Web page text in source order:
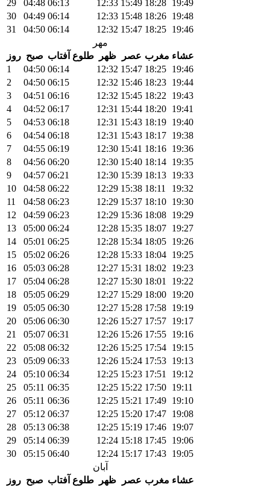
29 04:48 06:13 12:33 15:49 18:28 19:49
30
04:49 06:14 12:33 15:48 18:26 19:48
31
04:50 06:14 12:32 15:47 18:25 19:46
مهر
روز صبح طلوع آفتاب ظهر عصر مغرب عشاء
1
04:50 06:14 12:32 15:47 18:25 19:46
2
04:50 06:15 12:32 15:46 18:23 19:44
3
04:51 06:16 12:32 15:45 18:22
19:43
4
04:52 06:17 12:31 15:44 18:20 19:41
5
04:53 06:18 12:31 15:43 18:19 19:40
6
04:54 06:18 12:31 15:43 18:17 19:38
7
04:55 06:19 12:30 15:41 18:16 19:36
8
04:56 06:20 12:30 15:40 18:14 19:35
9
04:57 06:21 12:30 15:39 18:13 19:33
10
04:58 06:22 12:29 15:38 18:11
19:32
11
04:58 06:23 12:29 15:37 18:10 19:30
12
04:59 06:23 12:29 15:36 18:08 19:29
13
05:00 06:24 12:28 15:35 18:07 19:27
14
05:01 06:25 12:28 15:34 18:05 19:26
15
05:02 06:26 12:28 15:33 18:04 19:25
16
05:03 06:28 12:27 15:31 18:02
19:23
17
05:04 06:28 12:27 15:30 18:01
19:22
18
05:05 06:29 12:27 15:29 18:00 19:20
19
05:05 06:30 12:27 15:28 17:58 19:19
20
05:06 06:30 12:26 15:27 17:57 19:17
21
05:07 06:31 12:26 15:26 17:55 19:16
22
05:08 06:32 12:26 15:25 17:54 19:15
23
05:09 06:33 12:26 15:24 17:53 19:13
24
05:10 06:34 12:25 15:23 17:51
19:12
25
05:11 06:35 12:25 15:22 17:50 19:11
26
05:11 06:36 12:25 15:21 17:49 19:10
27
05:12 06:37 12:25 15:20 17:47 19:08
28
05:13 06:38 12:25 15:19 17:46 19:07
29
05:14 06:39 12:24 15:18 17:45 19:06
30
05:15 06:40 12:24 15:17 17:43 19:05
آبان
روز صبح طلوع آفتاب ظهر عصر مغرب عشاء